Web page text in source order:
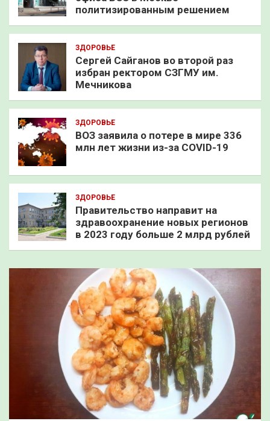
политизированным решением
ЗДОРОВЬЕ
Сергей Сайганов во второй раз
избран ректором СЗГМУ им.
Мечникова
ЗДОРОВЬЕ
ВОЗ заявила о потере в мире 336
млн лет жизни из-за COVID-19
ЗДОРОВЬЕ
Правительство направит на
здравоохранение новых регионов
в 2023 году больше 2 млрд рублей